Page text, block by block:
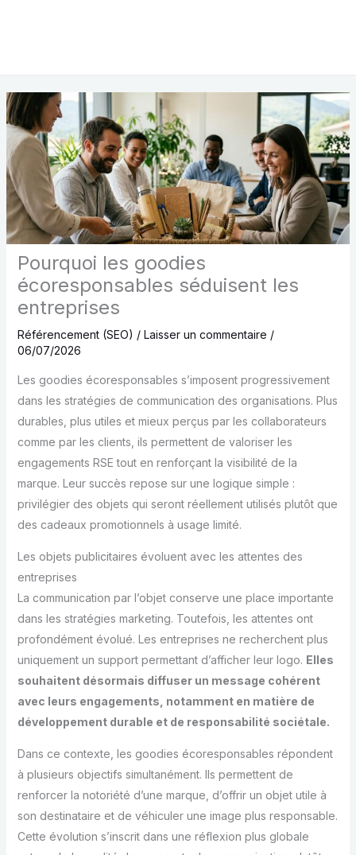
Pourquoi les goodies
écoresponsables séduisent les
entreprises
Référencement (SEO) / Laisser un commentaire /
06/07/2026
Les goodies écoresponsables s’imposent progressivement
dans les stratégies de communication des organisations. Plus
durables, plus utiles et mieux perçus par les collaborateurs
comme par les clients, ils permettent de valoriser les
engagements RSE tout en renforçant la visibilité de la
marque. Leur succès repose sur une logique simple :
privilégier des objets qui seront réellement utilisés plutôt que
des cadeaux promotionnels à usage limité.
Les objets publicitaires évoluent avec les attentes des
entreprises
La communication par l’objet conserve une place importante
dans les stratégies marketing. Toutefois, les attentes ont
profondément évolué. Les entreprises ne recherchent plus
uniquement un support permettant d’afficher leur logo. Elles
souhaitent désormais diffuser un message cohérent
avec leurs engagements, notamment en matière de
développement durable et de responsabilité sociétale.
Dans ce contexte, les goodies écoresponsables répondent
à plusieurs objectifs simultanément. Ils permettent de
renforcer la notoriété d’une marque, d’offrir un objet utile à
son destinataire et de véhiculer une image plus responsable.
Cette évolution s’inscrit dans une réflexion plus globale